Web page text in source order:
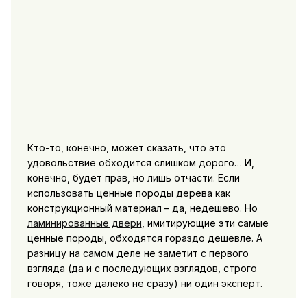
Кто-то, конечно, может сказать, что это
удовольствие обходится слишком дорого… И,
конечно, будет прав, но лишь отчасти. Если
использовать ценные породы дерева как
конструкционный материал – да, недешево. Но
ламинированные двери , имитирующие эти самые
ценные породы, обходятся гораздо дешевле. А
разницу на самом деле не заметит с первого
взгляда (да и с последующих взглядов, строго
говоря, тоже далеко не сразу) ни один эксперт.